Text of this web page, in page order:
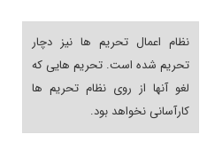
نظام اعمال تحریم ها نیز دچار
تحریم شده است. تحریم هایی که
لغو آنها از روی نظام تحریم ها
کارآسانی نخواهد بود.